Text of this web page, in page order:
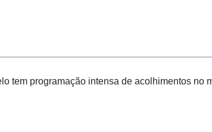
tem programação intensa de acolhimentos no